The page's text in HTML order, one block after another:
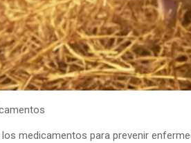
medicamentos para prevenir